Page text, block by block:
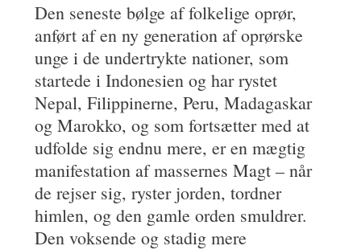
Den seneste bølge af folkelige oprør,
anført af en ny generation af oprørske
unge i de undertrykte nationer, som
startede i Indonesien og har rystet
Nepal, Filippinerne, Peru, Madagaskar
og Marokko, og som fortsætter med at
udfolde sig endnu mere, er en mægtig
manifestation af massernes Magt – når
de rejser sig, ryster jorden, tordner
himlen, og den gamle orden smuldrer.
Den voksende og stadig mere